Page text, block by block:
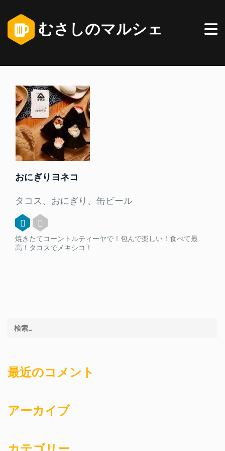
むさしのマルシェ
おにぎりヨネコ
タコス、おにぎり、缶ビール
焼きたてコーントルティーヤで！包んで楽しい！食べて最
高！タコスでメキシコ！
最近のコメント
アーカイブ